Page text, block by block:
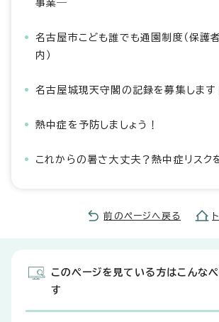
事業―
名古屋市こども誰でも通園制度（保護
内）
名古屋城現天守閣の記録を募集します
熱中症を予防しましょう！
これからの暑さ大丈夫？熱中症リスク
前のページへ戻る
このページを見ている方はこんな
す